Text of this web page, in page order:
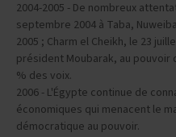
2004-2005 - De nombreux
septembre 2004 à Taba,
2005 ; Charm el Cheikh, le 23
président Moubarak, au pouvoir
% des voix.
2006 - L'Égypte continue de
économiques qui menacent le
démocratique au pouvoir.